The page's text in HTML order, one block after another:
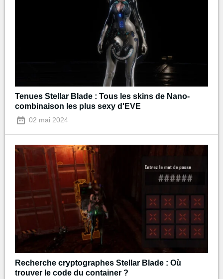
Tenues Stellar Blade : Tous les skins de Nano-
combinaison les plus sexy d'EVE
02 mai 2024
Recherche cryptographes Stellar Blade : Où
trouver le code du container ?